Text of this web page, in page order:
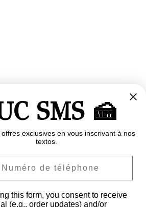
SMS 🍰
exclusives en vous inscrivant à nos
textos.
this form, you consent to receive
(e.g., order updates) and/or